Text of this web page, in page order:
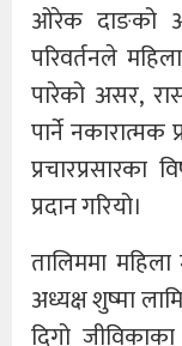
ओरेक दाङको
परिवर्तनले
पारेको असर,
पार्ने
प्रदान गरियो।
तालिममा
अध्यक्ष शुष्मा